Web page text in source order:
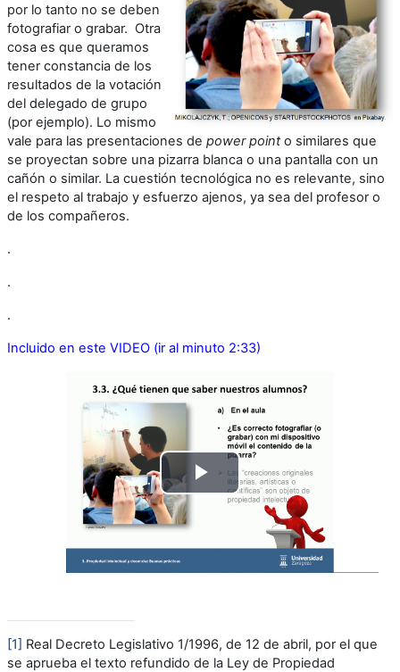
por lo tanto no se deben
fotografiar o grabar. Otra
cosa es que queramos
tener constancia de los
resultados de la votación
del delegado de grupo
(por ejemplo). Lo mismo
vale para las presentaciones de power pointo similares que
se proyectan sobre una pizarra blanca o una pantalla con un
cañón o similar. La cuestión tecnológica no es relevante, sino
el respeto al trabajo y esfuerzo ajenos, ya sea del profesor o
de los compañeros.
.
.
.
Incluido en este VIDEO (ir al minuto 2:33)
Reproducir
Vídeo
[1] Real Decreto Legislativo 1/1996, de 12 de abril, por el que
se aprueba el texto refundido de la Ley de Propiedad